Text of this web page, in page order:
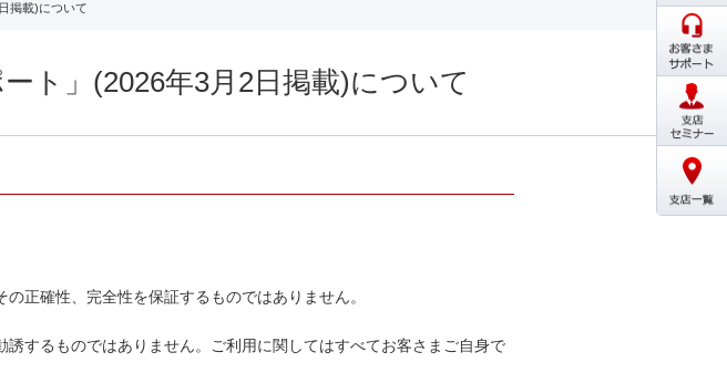
掲載)について
ト」(2026年3月2日掲載)について
正確性、完全性を保証するものではありません。
するものではありません。ご利用に関してはすべてお客さまご自身で